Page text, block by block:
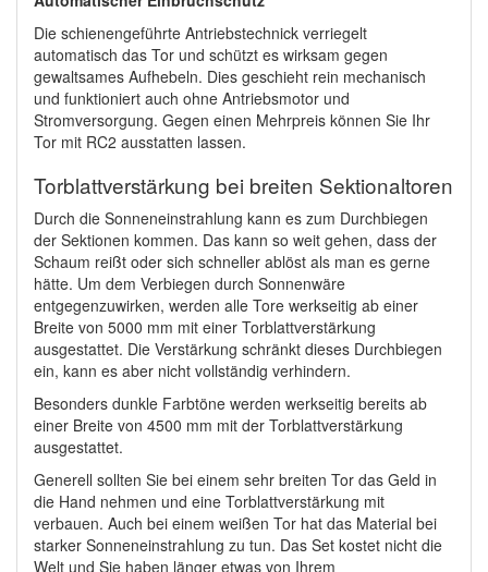
Die schienengeführte Antriebstechnick verriegelt
automatisch das Tor und schützt es wirksam gegen
gewaltsames Aufhebeln. Dies geschieht rein mechanisch
und funktioniert auch ohne Antriebsmotor und
Stromversorgung. Gegen einen Mehrpreis können Sie Ihr
Tor mit RC2 ausstatten lassen.
Torblattverstärkung bei breiten Sektionaltoren
Durch die Sonneneinstrahlung kann es zum Durchbiegen
der Sektionen kommen. Das kann so weit gehen, dass der
Schaum reißt oder sich schneller ablöst als man es gerne
hätte. Um dem Verbiegen durch Sonnenwäre
entgegenzuwirken, werden alle Tore werkseitig ab einer
Breite von 5000 mm mit einer Torblattverstärkung
ausgestattet. Die Verstärkung schränkt dieses Durchbiegen
ein, kann es aber nicht vollständig verhindern.
Besonders dunkle Farbtöne werden werkseitig bereits ab
einer Breite von 4500 mm mit der Torblattverstärkung
ausgestattet.
Generell sollten Sie bei einem sehr breiten Tor das Geld in
die Hand nehmen und eine Torblattverstärkung mit
verbauen. Auch bei einem weißen Tor hat das Material bei
starker Sonneneinstrahlung zu tun. Das Set kostet nicht die
Welt und Sie haben länger etwas von Ihrem